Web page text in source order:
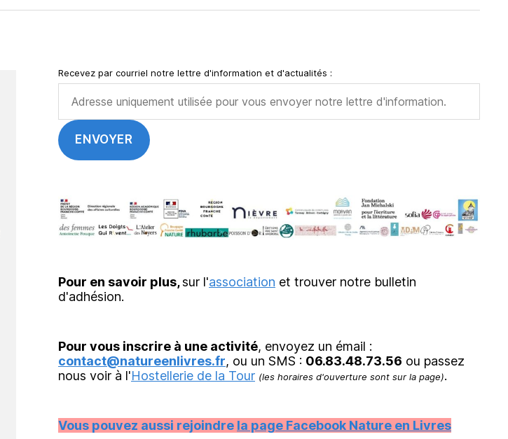
Recevez par courriel notre lettre d'information et d'actualités :
Pour en savoir plus,sur l'association et trouver notre bulletin
d'adhésion.
Pour vous inscrire à une activité, envoyez un émail :
contact@natureenlivres.fr, ou un SMS : 06.83.48.73.56 ou passez
nous voir à l'Hostellerie de la Tour (les horaires d'ouverture sont sur la page).
Vous pouvez aussi rejoindre la page Facebook Nature en Livres